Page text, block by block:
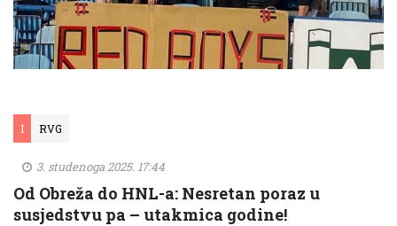
I RVG
3. studenoga 2025. 17:44
Od Obreža do HNL-a: Nesretan poraz u
susjedstvu pa – utakmica godine!